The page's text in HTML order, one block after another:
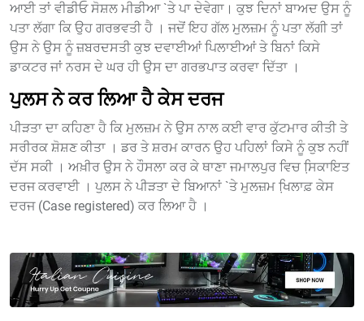
ਆਈ ਤਾਂ ਵੀਡੀਓ ਸੋਸ਼ਲ ਮੀਡੀਆ `ਤੇ ਪਾ ਦੇਵੇਗਾ। ਕੁਝ ਦਿਨਾਂ ਬਾਅਦ ਉਸ ਨੂੰ
ਪਤਾ ਲੱਗਾ ਕਿ ਉਹ ਗਰਭਵਤੀ ਹੈ । ਜਦੋਂ ਇਹ ਗੱਲ ਮੁਲਜ਼ਮ ਨੂੰ ਪਤਾ ਲੱਗੀ ਤਾਂ
ਉਸ ਨੇ ਉਸ ਨੂੰ ਜ਼ਬਰਦਸਤੀ ਕੁਝ ਦਵਾਈਆਂ ਪਿਲਾਈਆਂ ਤੇ ਬਿਨਾਂ ਕਿਸੇ
ਡਾਕਟਰ ਜਾਂ ਨਰਸ ਦੇ ਘਰ ਹੀ ਉਸ ਦਾ ਗਰਭਪਾਤ ਕਰਵਾ ਦਿੱਤਾ ।
ਪੁਲਸ ਨੇ ਕਰ ਲਿਆ ਹੈ ਕੇਸ ਦਰਜ
ਪੀੜਤਾ ਦਾ ਕਹਿਣਾ ਹੈ ਕਿ ਮੁਲਜ਼ਮ ਨੇ ਉਸ ਨਾਲ ਕਈ ਵਾਰ ਕੁੱਟਮਾਰ ਕੀਤੀ ਤੇ
ਸਰੀਰਕ ਸ਼ੋਸ਼ਣ ਕੀਤਾ । ਡਰ ਤੇ ਸ਼ਰਮ ਕਾਰਨ ਉਹ ਪਹਿਲਾਂ ਕਿਸੇ ਨੂੰ ਕੁਝ ਨਹੀਂ
ਦੱਸ ਸਕੀ । ਅਖ਼ੀਰ ਉਸ ਨੇ ਹੌਸਲਾ ਕਰ ਕੇ ਥਾਣਾ ਜਮਾਲਪੁਰ ਵਿਚ ਸਿ਼ਕਾਇਤ
ਦਰਜ ਕਰਵਾਈ । ਪੁਲਸ ਨੇ ਪੀੜਤਾ ਦੇ ਬਿਆਨਾਂ `ਤੇ ਮੁਲਜ਼ਮ ਖਿ਼ਲਾਫ਼ ਕੇਸ
ਦਰਜ (Case registered) ਕਰ ਲਿਆ ਹੈ ।